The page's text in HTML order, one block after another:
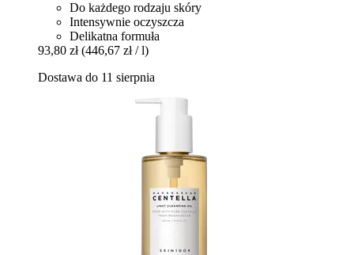
Do każdego rodzaju skóry
Intensywnie oczyszcza
Delikatna formuła
93,80 zł (446,67 zł / l)
Dostawa do 11 sierpnia